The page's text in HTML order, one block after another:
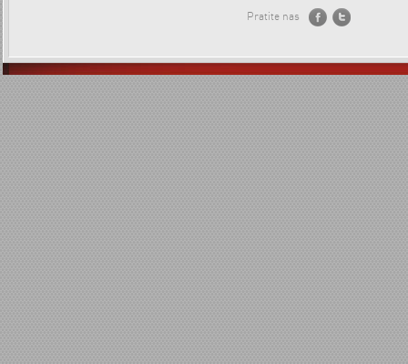
Pratite nas